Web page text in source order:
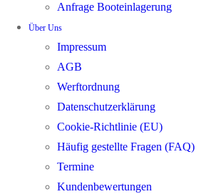
Anfrage Booteinlagerung
Über Uns
Impressum
AGB
Werftordnung
Datenschutzerklärung
Cookie-Richtlinie (EU)
Häufig gestellte Fragen (FAQ)
Termine
Kundenbewertungen